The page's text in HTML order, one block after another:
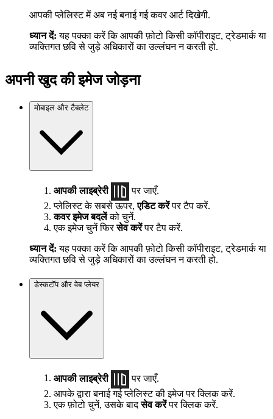
आपकी प्लेलिस्ट में अब नई बनाई गई कवर आर्ट दिखेगी.
ध्यान दें: यह पक्का करें कि आपकी फ़ोटो किसी कॉपीराइट, ट्रेडमार्क या
व्यक्तिगत छवि से जुड़े अधिकारों का उल्लंघन न करती हो.
अपनी खुद की इमेज जोड़ना
मोबाइल और टैबलेट
आपकी लाइब्रेरी
पर जाएँ.
प्लेलिस्ट के सबसे ऊपर,एडिट करेंपर टैप करें.
कवर इमेज बदलेंको चुनें.
एक इमेज चुनें फिरसेव करेंपर टैप करें.
ध्यान दें: यह पक्का करें कि आपकी फ़ोटो किसी कॉपीराइट, ट्रेडमार्क या
व्यक्तिगत छवि से जुड़े अधिकारों का उल्लंघन न करती हो.
डेस्कटॉप और वेब प्लेयर
आपकी लाइब्रेरी
पर जाएँ.
आपके द्वारा बनाई गई प्लेलिस्ट की इमेज पर क्लिक करें.
एक फ़ोटो चुनें, उसके बादसेव करेंपर क्लिक करें.